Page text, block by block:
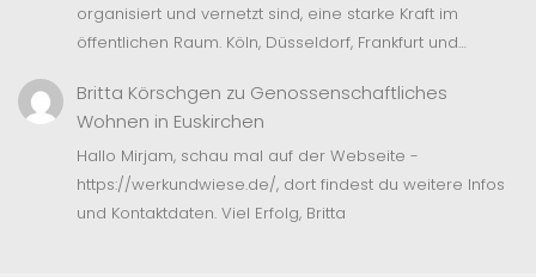
organisiert und vernetzt sind, eine starke Kraft im
öffentlichen Raum. Köln, Düsseldorf, Frankfurt und…
Britta Körschgen zu Genossenschaftliches
Wohnen in Euskirchen
Hallo Mirjam, schau mal auf der Webseite -
https://werkundwiese.de/, dort findest du weitere Infos
und Kontaktdaten. Viel Erfolg, Britta